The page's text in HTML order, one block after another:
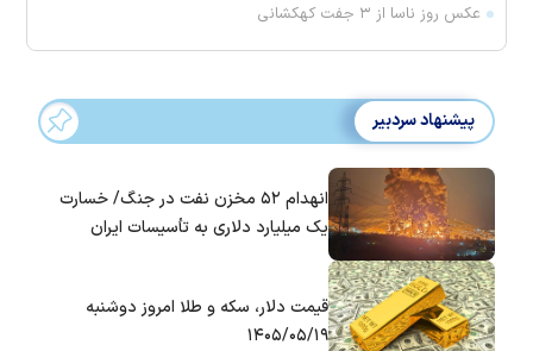
عکس روز ناسا از ۳ جفت کهکشانی
پیشنهاد سردبیر
انهدام ۵۲ مخزن نفت در جنگ/ خسارت
یک میلیارد دلاری به تأسیسات ایران
قیمت دلار، سکه و طلا امروز دوشنبه
۱۴۰۵/۰۵/۱۹